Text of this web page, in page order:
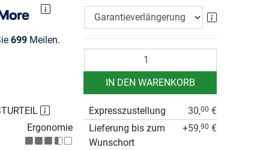
699Meilen.
IN DEN WARENKORB
Ergonomie
Expresszustellung 30,00 €
Lieferung bis zum
Wunschort
+59,90 €